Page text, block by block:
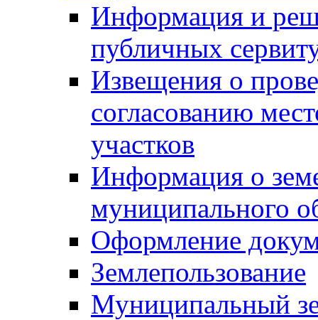
Информация и
публичных
Извещения о
согласованию
участков
Информация о
муниципального
Оформление
Землепользование
Муниципальный